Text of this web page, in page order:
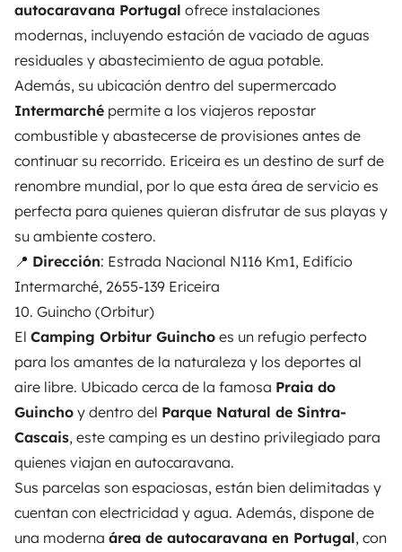
autocaravana Portugal ofrece instalaciones
modernas, incluyendo estación de vaciado de aguas
residuales y abastecimiento de agua potable.
Además, su ubicación dentro del supermercado
Intermarché permite a los viajeros repostar
combustible y abastecerse de provisiones antes de
continuar su recorrido. Ericeira es un destino de surf de
renombre mundial, por lo que esta área de servicio es
perfecta para quienes quieran disfrutar de sus playas y
su ambiente costero.
📍 Dirección: Estrada Nacional N116 Km1, Edifício
Intermarché, 2655-139 Ericeira
10. Guincho (Orbitur)
El Camping Orbitur Guincho es un refugio perfecto
para los amantes de la naturaleza y los deportes al
aire libre. Ubicado cerca de la famosa Praia do
Guincho y dentro del Parque Natural de Sintra-
Cascais, este camping es un destino privilegiado para
quienes viajan en autocaravana.
Sus parcelas son espaciosas, están bien delimitadas y
cuentan con electricidad y agua. Además, dispone de
una moderna área de autocaravana en Portugal, con